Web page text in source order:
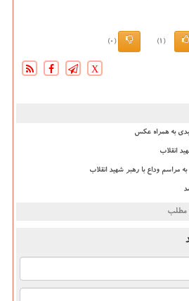
(1)
(0)
X
به همراه عکس
انقلاب
مراسم وداع با رهبر شهید انقلاب
مطلب